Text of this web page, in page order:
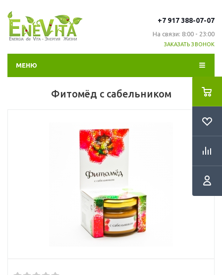
+7 917 388-07-07
На связи: 8:00 - 23:00
ЗАКАЗАТЬ ЗВОНОК
МЕНЮ
Фитомёд с сабельником